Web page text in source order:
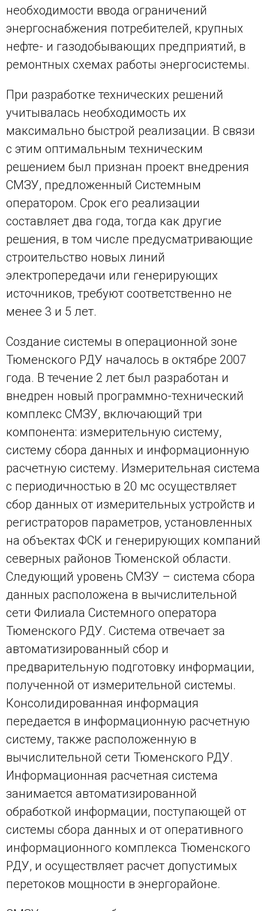
необходимости ввода ограничений
энергоснабжения потребителей, крупных
нефте- и газодобывающих предприятий, в
ремонтных схемах работы энергосистемы.
При разработке технических решений
учитывалась необходимость их
максимально быстрой реализации. В связи
с этим оптимальным техническим
решением был признан проект внедрения
СМЗУ, предложенный Системным
оператором. Срок его реализации
составляет два года, тогда как другие
решения, в том числе предусматривающие
строительство новых линий
электропередачи или генерирующих
источников, требуют соответственно не
менее 3 и 5 лет.
Создание системы в операционной зоне
Тюменского РДУ началось в октябре 2007
года. В течение 2 лет был разработан и
внедрен новый программно-технический
комплекс СМЗУ, включающий три
компонента: измерительную систему,
систему сбора данных и информационную
расчетную систему. Измерительная система
с периодичностью в 20 мс осуществляет
сбор данных от измерительных устройств и
регистраторов параметров, установленных
на объектах ФСК и генерирующих компаний
северных районов Тюменской области.
Следующий уровень СМЗУ – система сбора
данных расположена в вычислительной
сети Филиала Системного оператора
Тюменского РДУ. Система отвечает за
автоматизированный сбор и
предварительную подготовку информации,
полученной от измерительной системы.
Консолидированная информация
передается в информационную расчетную
систему, также расположенную в
вычислительной сети Тюменского РДУ.
Информационная расчетная система
занимается автоматизированной
обработкой информации, поступающей от
системы сбора данных и от оперативного
информационного комплекса Тюменского
РДУ, и осуществляет расчет допустимых
перетоков мощности в энергорайоне.